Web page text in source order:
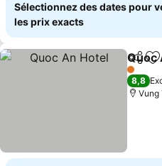
Sélectionnez des dates pour
les prix exacts
Quoc
1 Étoiles
8,8
Vung